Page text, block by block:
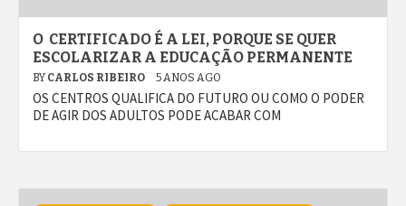
O CERTIFICADO É A LEI, PORQUE SE QUER
ESCOLARIZAR A EDUCAÇÃO PERMANENTE
BY CARLOS RIBEIRO 5 ANOS AGO
OS CENTROS QUALIFICA DO FUTURO OU COMO O PODER
DE AGIR DOS ADULTOS PODE ACABAR COM